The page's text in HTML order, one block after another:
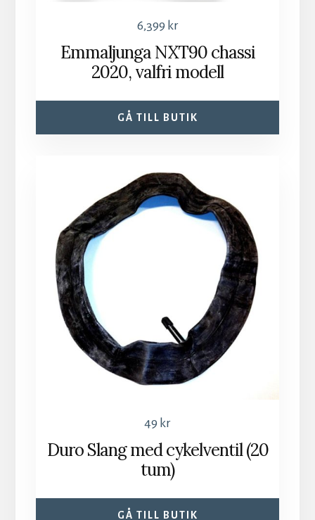
6,399 kr
Emmaljunga NXT90 chassi
2020, valfri modell
GÅ TILL BUTIK
49 kr
Duro Slang med cykelventil (20
tum)
GÅ TILL BUTIK